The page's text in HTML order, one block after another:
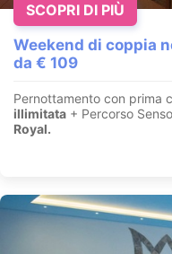
Weekend di coppia
da € 109
Pernottamento con prima
illimitata + Percorso
Royal.
SCOPRI DI PIÙ